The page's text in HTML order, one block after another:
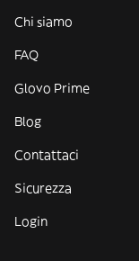
Chi siamo
FAQ
Glovo Prime
Blog
Contattaci
Sicurezza
Login